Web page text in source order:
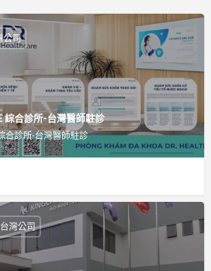
綜合診所-台灣醫師駐診
合診所-台灣醫師駐診
公司
台灣公司